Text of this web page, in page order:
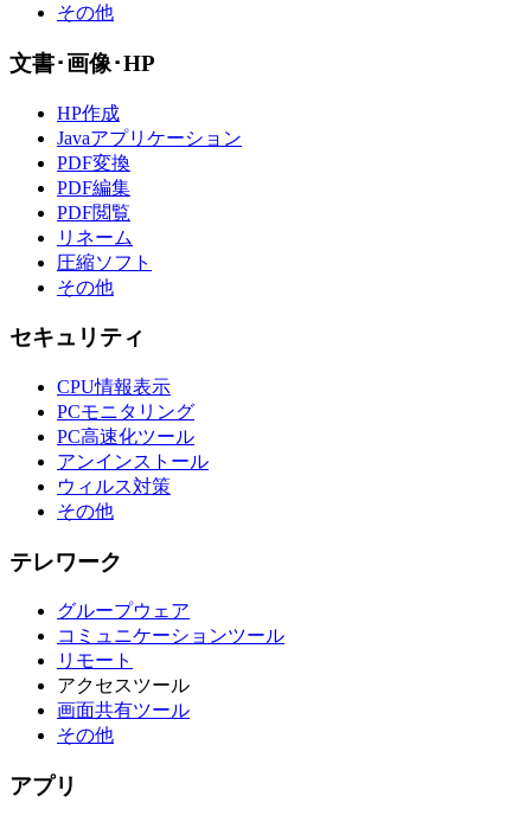
その他
文書･画像･HP
HP作成
Javaアプリケーション
PDF変換
PDF編集
PDF閲覧
リネーム
圧縮ソフト
その他
セキュリティ
CPU情報表示
PCモニタリング
PC高速化ツール
アンインストール
ウィルス対策
その他
テレワーク
グループウェア
コミュニケーションツール
リモート
アクセスツール
画面共有ツール
その他
アプリ